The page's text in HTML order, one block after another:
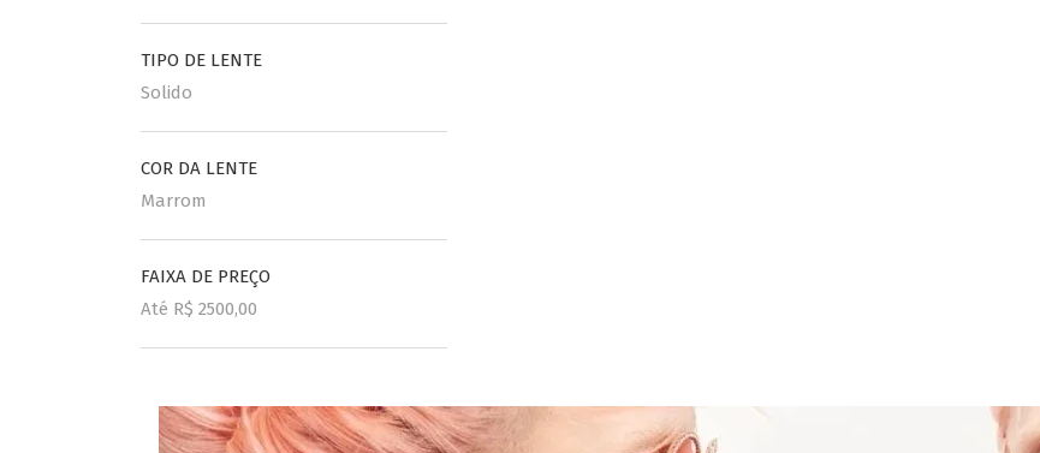
TIPO DE LENTE
Solido
COR DA LENTE
Marrom
FAIXA DE PREÇO
Até R$ 2500,00